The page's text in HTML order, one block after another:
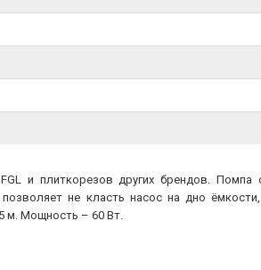
и плиткорезов других брендов. Помпа
не класть насос на дно
м. Мощность – 60 Вт.